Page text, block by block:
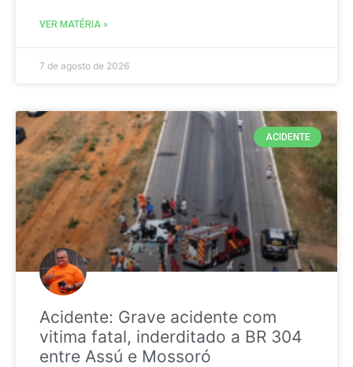
VER MATÉRIA »
7 de agosto de 2026
ACIDENTE
Acidente: Grave acidente com
vitima fatal, inderditado a BR 304
entre Assú e Mossoró